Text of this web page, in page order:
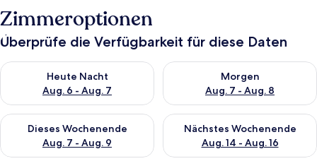
Zimmeroptionen
Überprüfe die Verfügbarkeit für diese Daten
Heute Nacht
Aug. 6 - Aug. 7
Überprüfe die Verfügbarkeit für heute Nacht, Aug. 6 - Aug. 7.
Morgen
Aug. 7 - Aug. 8
Überprüfe die Verfügbarkeit
Dieses Wochenende
Aug. 7 - Aug. 9
Überprüfe die Verfügbarkeit für dieses Wochenende, Aug. 7
Nächstes Wochenende
Aug. 14 - Aug. 16
Überprüfe die Verfügbarkeit